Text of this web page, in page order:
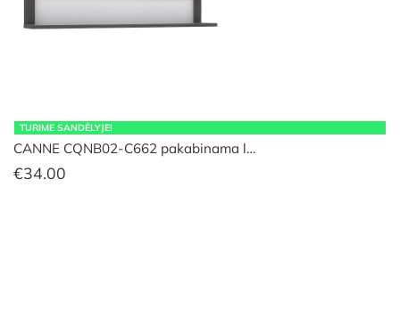
TURIME SANDĖLYJE!
CANNE CQNB02-C662 pakabinama l…
€34.00